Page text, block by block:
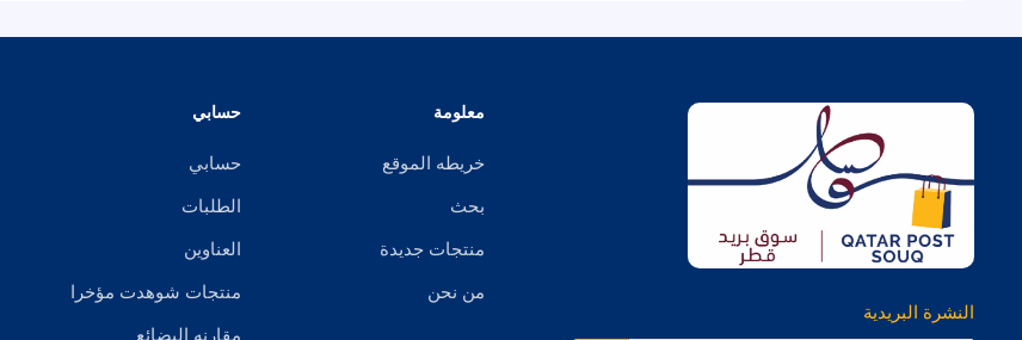
النشرة البريدية
معلومة
خريطه الموقع
بحث
منتجات جديدة
من نحن
حسابي
حسابي
الطلبات
العناوين
منتجات شوهدت مؤخرا
مقارنه البضائع